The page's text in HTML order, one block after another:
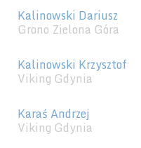
Kalinowski Dariusz
Grono Zielona Góra
Kalinowski Krzysztof
Viking Gdynia
Karaś Andrzej
Viking Gdynia